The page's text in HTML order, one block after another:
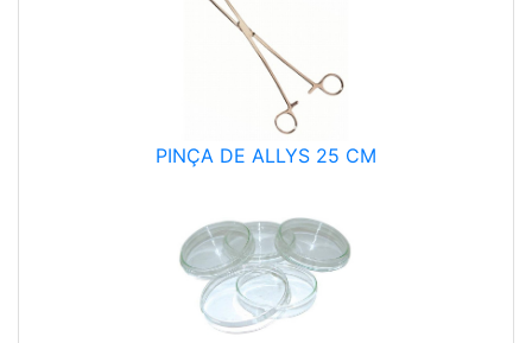
PINÇA DE ALLYS 25 CM